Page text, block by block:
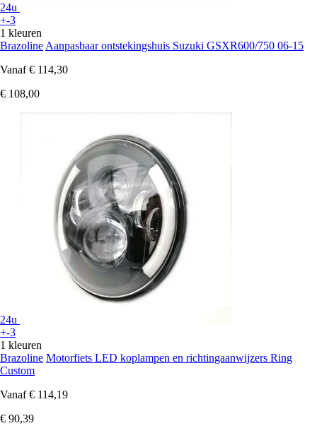
24u
+-3
1 kleuren
Brazoline Aanpasbaar ontstekingshuis Suzuki GSXR600/750 06-15
Vanaf € 114,30
€ 108,00
24u
+-3
1 kleuren
Brazoline Motorfiets LED koplampen en richtingaanwijzers Ring
Custom
Vanaf € 114,19
€ 90,39